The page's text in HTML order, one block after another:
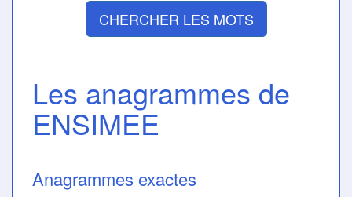
CHERCHER LES MOTS
Les anagrammes de
ENSIMEE
Anagrammes exactes